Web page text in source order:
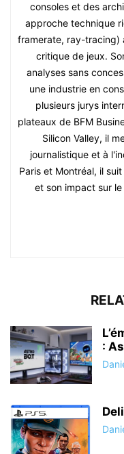
consoles et des
approche technique
framerate, ray-tracing)
critique de jeux.
analyses sans
une industrie en
plusieurs jurys
plateaux de BFM
Silicon Valley, il
journalistique et à
Paris et Montréal, il
et son impact sur
: